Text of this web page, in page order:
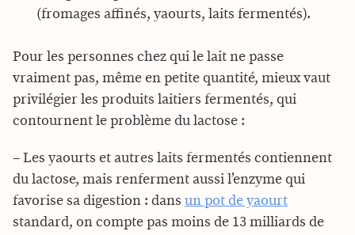
(fromages affinés, yaourts, laits fermentés).
Pour les personnes chez qui le lait ne passe
vraiment pas, même en petite quantité, mieux vaut
privilégier les produits laitiers fermentés, qui
contournent le problème du lactose :
– Les yaourts et autres laits fermentés contiennent
du lactose, mais renferment aussi l’enzyme qui
favorise sa digestion : dans un pot de yaourt
standard, on compte pas moins de 13 milliards de